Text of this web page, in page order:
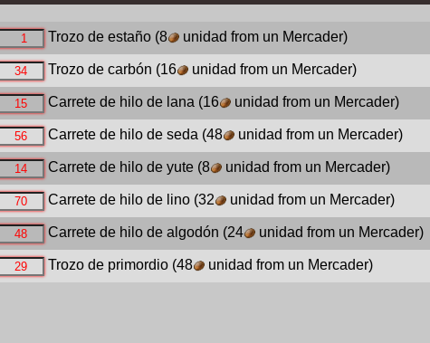
Trozo de estaño(8 unidad from un Mercader)
Trozo de carbón (16 unidad from un Mercader)
Carrete de hilo de lana(16 unidad from un Mercader)
Carrete de hilo de seda(48 unidad from un Mercader)
Carrete de hilo de yute(8 unidad from un Mercader)
Carrete de hilo de lino(32 unidad from un Mercader)
Carrete de hilo de algodón (24 unidad from un Mercader)
Trozo de primordio(48 unidad from un Mercader)